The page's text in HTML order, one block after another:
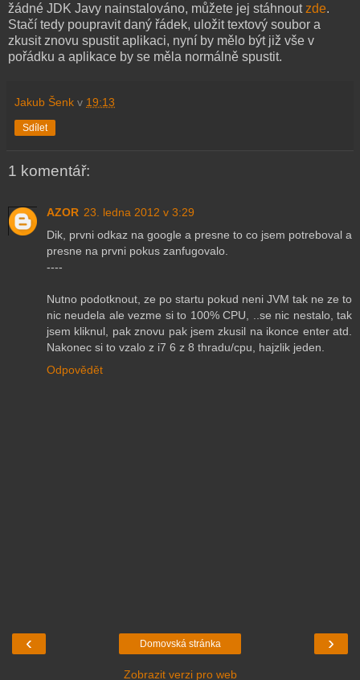
žádné JDK Javy nainstalováno, můžete jej stáhnout zde.
Stačí tedy poupravit daný řádek, uložit textový soubor a
zkusit znovu spustit aplikaci, nyní by mělo být již vše v
pořádku a aplikace by se měla normálně spustit.
Jakub Šenk v 19:13
Sdílet
1 komentář:
AZOR 23. ledna 2012 v 3:29
Dik, prvni odkaz na google a presne to co jsem potreboval a
presne na prvni pokus zanfugovalo.
----
Nutno podotknout, ze po startu pokud neni JVM tak ne ze to
nic neudela ale vezme si to 100% CPU, ..se nic nestalo, tak
jsem kliknul, pak znovu pak jsem zkusil na ikonce enter atd.
Nakonec si to vzalo z i7 6 z 8 thradu/cpu, hajzlik jeden.
Odpovědět
‹ ›
Domovská stránka
Zobrazit verzi pro web